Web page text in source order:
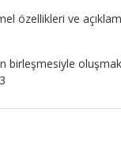
özellikleri ve
birleşmesiyle